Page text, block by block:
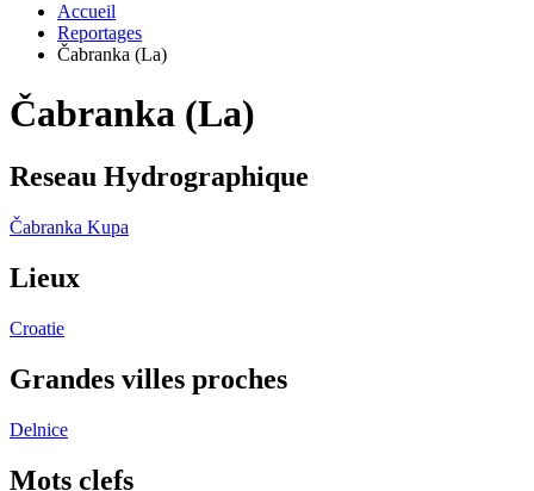
Accueil
Reportages
Čabranka (La)
Čabranka (La)
Reseau Hydrographique
Čabranka Kupa
Lieux
Croatie
Grandes villes proches
Delnice
Mots clefs